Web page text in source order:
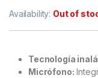
Availability: Out of
Tecnología
Micrófono: